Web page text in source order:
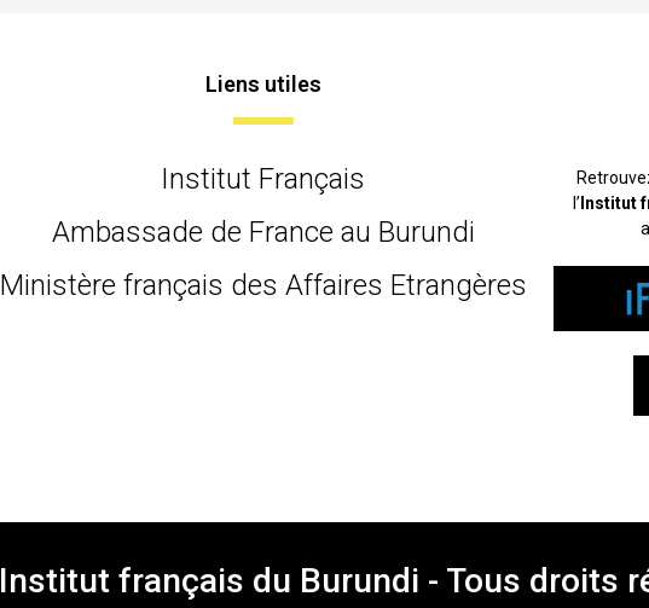
Liens utiles
Institut Français
Ambassade de France au Burundi
Ministère français des Affaires Etrangères
l’ Institut
Institut français du Burundi - Tous droits